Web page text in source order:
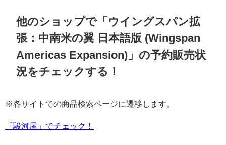
他のショップで「ウイングスパン拡
張：中南米の翼 日本語版 (Wingspan
Americas Expansion)」の予約販売状
況をチェックする！
※各サイトでの商品検索ページに遷移します。
「駿河屋」でチェック！